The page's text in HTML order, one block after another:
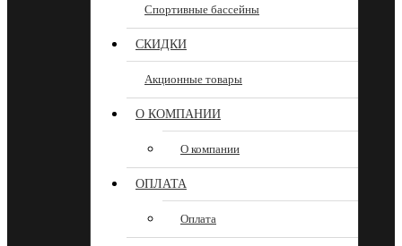
Спортивные бассейны
СКИДКИ
Акционные товары
О КОМПАНИИ
О компании
ОПЛАТА
Оплата